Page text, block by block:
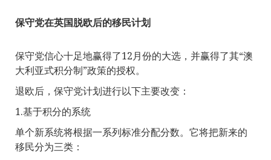
保守党在英国脱欧后的移民计划
保守党信心十足地赢得了12月份的大选，并赢得了其“澳
大利亚式积分制”政策的授权。
退欧后，保守党计划进行以下主要改变：
1.基于积分的系统
单个新系统将根据一系列标准分配分数。它将把新来的
移民分为三类：